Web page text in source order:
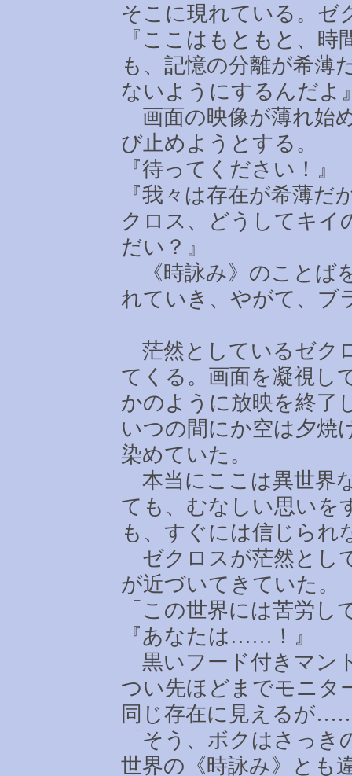
そこに現れている。ゼ
『ここはもともと、
も、記憶の分離が希薄
ないようにするんだよ
画面の映像が薄れ始
び止めようとする。
『待ってください！』
『我々は存在が希薄
クロス、どうしてキイ
だい？』
《時詠み》のことば
れていき、やがて、ブ
茫然としているゼク
てくる。画面を凝視し
かのように放映を終了
いつの間にか空は夕焼
染めていた。
本当にここは異世界
ても、むなしい思いを
も、すぐには信じられ
ゼクロスが茫然とし
が近づいてきていた。
「この世界には苦労
『あなたは …… ！』
黒いフード付きマン
つい先ほどまでモニタ
同じ存在に見えるが
「そう、ボクはさっ
世界の《時詠み》とも